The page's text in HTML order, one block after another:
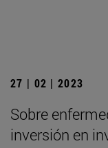
27 | 02 | 2023
Sobre
inversión en